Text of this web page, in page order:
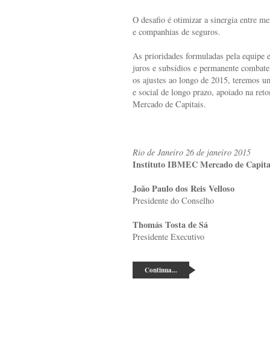
O desafio é otimizar a sinergia entre
e companhias de seguros.
As prioridades formuladas pela equipe
juros e subsídios e permanente
os ajustes ao longo de 2015, teremos
e social de longo prazo, apoiado na
Mercado de Capitais.
Rio de Janeiro 26 de janeiro 2015
Instituto IBMEC Mercado de
João Paulo dos Reis Velloso
Presidente do Conselho
Thomás Tosta de Sá
Presidente Executivo
Continua...